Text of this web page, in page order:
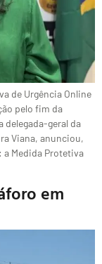
de Urgência Online
pelo fim da
delegada-geral da
Viana, anunciou,
Medida Protetiva
em